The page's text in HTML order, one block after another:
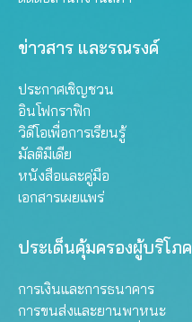
ข่าวสาร และรณรงค์
ประกาศเชิญชวน
อินโฟกราฟิก
วิดีโอเพื่อการเรียนรู้
มัลติมีเดีย
หนังสือและคู่มือ
เอกสารเผยแพร่
ประเด็นคุ้มครองผู้บริโภค
การเงินและการธนาคาร
การขนส่งและยานพาหนะ